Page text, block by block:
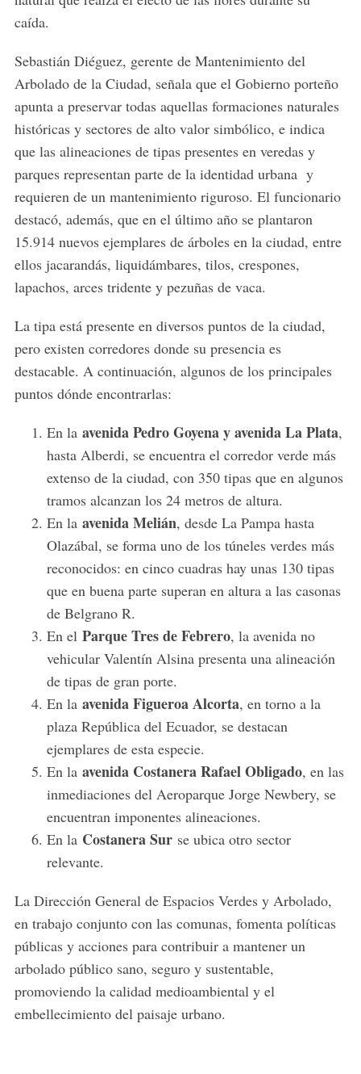
caída.
Sebastián Diéguez, gerente de Mantenimiento del
Arbolado de la Ciudad, señala que el Gobierno porteño
apunta a preservar todas aquellas formaciones naturales
históricas y sectores de alto valor simbólico, e indica
que las alineaciones de tipas presentes en veredas y
parques representan parte de la identidad urbana y
requieren de un mantenimiento riguroso. El funcionario
destacó, además, que en el último año se plantaron
15.914 nuevos ejemplares de árboles en la ciudad, entre
ellos jacarandás, liquidámbares, tilos, crespones,
lapachos, arces tridente y pezuñas de vaca.
La tipa está presente en diversos puntos de la ciudad,
pero existen corredores donde su presencia es
destacable. A continuación, algunos de los principales
puntos dónde encontrarlas:
En la avenida Pedro Goyena y avenida La Plata,
hasta Alberdi, se encuentra el corredor verde más
extenso de la ciudad, con 350 tipas que en algunos
tramos alcanzan los 24 metros de altura.
En la avenida Melián, desde La Pampa hasta
Olazábal, se forma uno de los túneles verdes más
reconocidos: en cinco cuadras hay unas 130 tipas
que en buena parte superan en altura a las casonas
de Belgrano R.
En el Parque Tres de Febrero, la avenida no
vehicular Valentín Alsina presenta una alineación
de tipas de gran porte.
En la avenida Figueroa Alcorta, en torno a la
plaza República del Ecuador, se destacan
ejemplares de esta especie.
En la avenida Costanera Rafael Obligado, en las
inmediaciones del Aeroparque Jorge Newbery, se
encuentran imponentes alineaciones.
En la Costanera Surse ubica otro sector
relevante.
La Dirección General de Espacios Verdes y Arbolado,
en trabajo conjunto con las comunas, fomenta políticas
públicas y acciones para contribuir a mantener un
arbolado público sano, seguro y sustentable,
promoviendo la calidad medioambiental y el
embellecimiento del paisaje urbano.